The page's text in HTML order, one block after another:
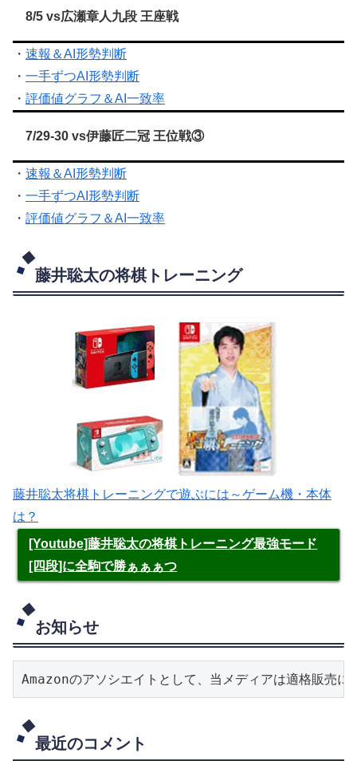
8/5 vs広瀬章人九段 王座戦
・ 速報＆AI形勢判断
・ 一手ずつAI形勢判断
・ 評価値グラフ＆AI一致率
7/29-30 vs伊藤匠二冠 王位戦③
・ 速報＆AI形勢判断
・ 一手ずつAI形勢判断
・ 評価値グラフ＆AI一致率
藤井聡太の将棋トレーニング
藤井聡太将棋トレーニングで遊ぶには～ゲーム機・本体
は？
[Youtube]藤井聡太の将棋トレーニング最強モード
[四段]に全駒で勝ぁぁぁつ
お知らせ
Amazonのアソシエイトとして、当メディアは適格販売に
最近のコメント